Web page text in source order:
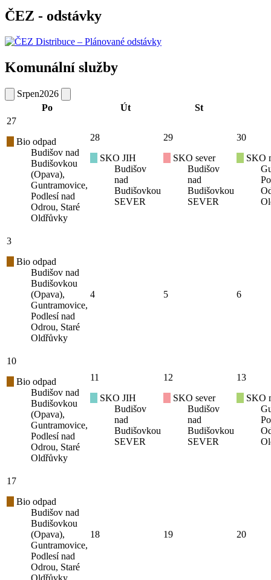
ČEZ - odstávky
Komunální služby
Srpen2026
Po
Út
St
27
Bio odpad
Budišov nad
Budišovkou
(Opava),
Guntramovice,
Podlesí nad
Odrou, Staré
Oldřůvky
28
SKO JIH
Budišov
nad
Budišovkou
SEVER
29
SKO sever
Budišov
nad
Budišovkou
SEVER
30
SKO
3
Bio odpad
Budišov nad
Budišovkou
(Opava),
Guntramovice,
Podlesí nad
Odrou, Staré
Oldřůvky
4 5 6
10
Bio odpad
Budišov nad
Budišovkou
(Opava),
Guntramovice,
Podlesí nad
Odrou, Staré
Oldřůvky
11
SKO JIH
Budišov
nad
Budišovkou
SEVER
12
SKO sever
Budišov
nad
Budišovkou
SEVER
13
SKO
17
Bio odpad
Budišov nad
Budišovkou
(Opava),
Guntramovice,
Podlesí nad
Odrou, Staré
Oldřůvky
18 19 20